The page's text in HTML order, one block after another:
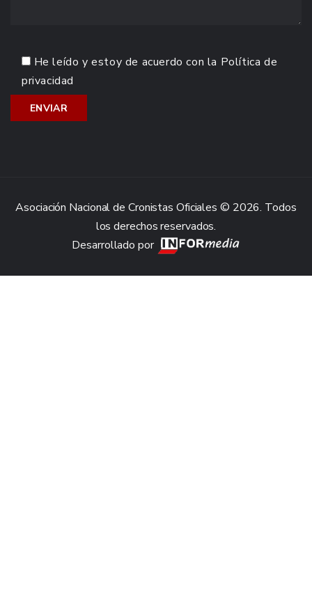
He leído y estoy de acuerdo con la Política de
privacidad
Asociación Nacional de Cronistas Oficiales © 2026. Todos
los derechos reservados.
Desarrollado por